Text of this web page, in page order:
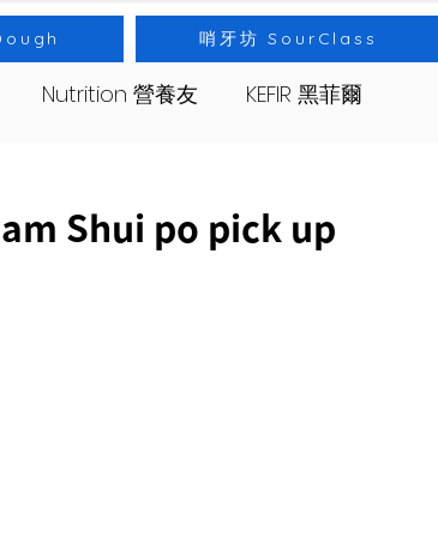
哨牙坊 SourClass
Nutrition 營養友 KEFIR 黑菲爾
Shui po pick up